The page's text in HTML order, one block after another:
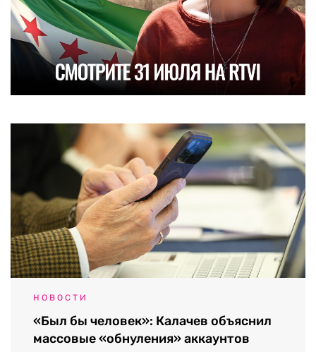
НОВОСТИ
«Был бы человек»: Калачев объяснил
массовые «обнуления» аккаунтов